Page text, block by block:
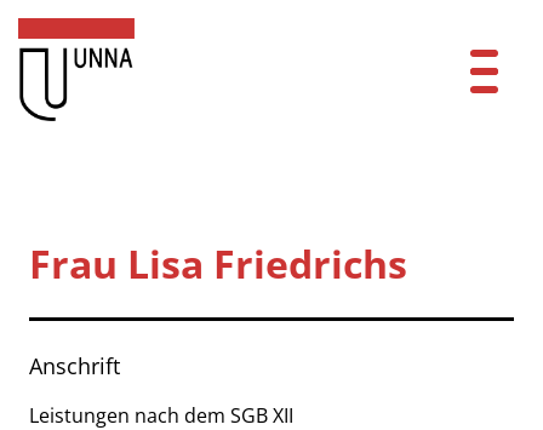
Zum Hauptinhalt springen
Zum Header
Zum Hauptinhalt
Zum Footer
Mitarbeitende A-Z
Frau Lisa Friedrichs
Anschrift
Leistungen nach dem SGB XII